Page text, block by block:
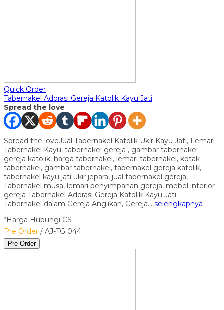
Quick Order
Tabernakel Adorasi Gereja Katolik Kayu Jati
Spread the love
Spread the loveJual Tabernakel Katolik Ukir Kayu Jati, Lemari
Tabernakel Kayu, tabernakel gereja , gambar tabernakel
gereja katolik, harga tabernakel, lemari tabernakel, kotak
tabernakel, gambar tabernakel, tabernakel gereja katolik,
tabernakel kayu jati ukir jepara, jual tabernakel gereja,
Tabernakel musa, lemari penyimpanan gereja, mebel interior
gereja Tabernakel Adorasi Gereja Katolik Kayu Jati
Tabernakel dalam Gereja Anglikan, Gereja… selengkapnya
*Harga Hubungi CS
Pre Order / AJ-TG 044
Pre Order